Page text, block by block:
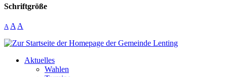
Schriftgröße
A A A
Aktuelles
Wahlen